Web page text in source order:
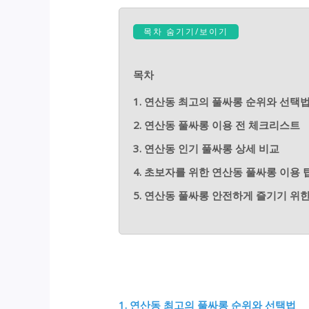
목차 숨기기/보이기
목차
1. 연산동 최고의 풀싸롱 순위와 선택법
2. 연산동 풀싸롱 이용 전 체크리스트
3. 연산동 인기 풀싸롱 상세 비교
4. 초보자를 위한 연산동 풀싸롱 이용
5. 연산동 풀싸롱 안전하게 즐기기 위
1. 연산동 최고의 풀싸롱 순위와 선택법